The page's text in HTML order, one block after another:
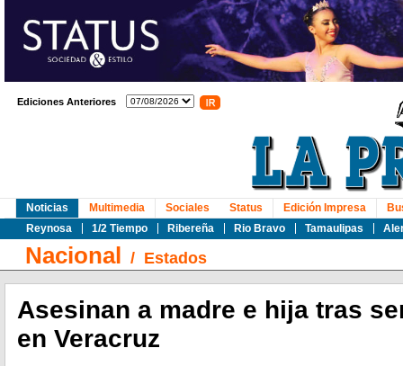
Ediciones Anteriores
Noticias
Reynosa
1/2 Tiempo Ribereña Rio Bravo Tamaulipas
Multimedia Sociales Status Edición Impresa
Nacional / Estados
Asesinan a madre e hija tras
en Veracruz